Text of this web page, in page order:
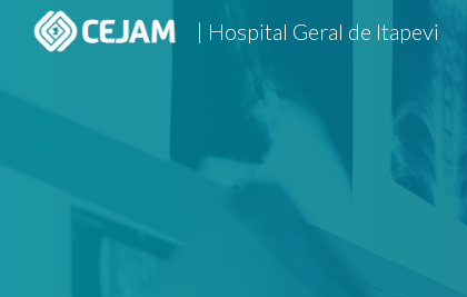
| Hospital Geral de Itapevi